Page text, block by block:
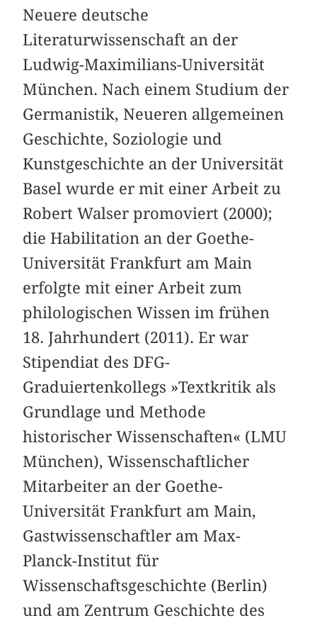
Neuere deutsche
Literaturwissenschaft an der
Ludwig-Maximilians-Universität
München. Nach einem Studium der
Germanistik, Neueren allgemeinen
Geschichte, Soziologie und
Kunstgeschichte an der Universität
Basel wurde er mit einer Arbeit zu
Robert Walser promoviert (2000);
die Habilitation an der Goethe-
Universität Frankfurt am Main
erfolgte mit einer Arbeit zum
philologischen Wissen im frühen
18. Jahrhundert (2011). Er war
Stipendiat des DFG-
Graduiertenkollegs »Textkritik als
Grundlage und Methode
historischer Wissenschaften« (LMU
München), Wissenschaftlicher
Mitarbeiter an der Goethe-
Universität Frankfurt am Main,
Gastwissenschaftler am Max-
Planck-Institut für
Wissenschaftsgeschichte (Berlin)
und am Zentrum Geschichte des